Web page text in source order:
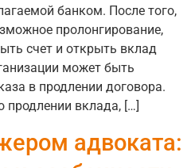
банком. После того,
пролонгирование,
счет и открыть вклад
может быть
в продлении договора.
вклада, […]
адвоката: